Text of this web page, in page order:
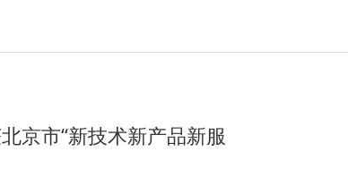
京市“新技术新产品新服